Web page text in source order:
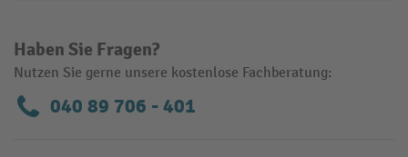
Haben Sie Fragen?
Nutzen Sie gerne unsere kostenlose Fachberatung:
040 89 706 - 401